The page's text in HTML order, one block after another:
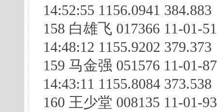
14:52:55 1156.0941 384.883
158 白雄飞 017366 11-01-
14:48:12 1155.9202 379.373
159 马金强 051576 11-01-
14:43:11 1155.8084 373.538
160 王少堂 008135 11-01-